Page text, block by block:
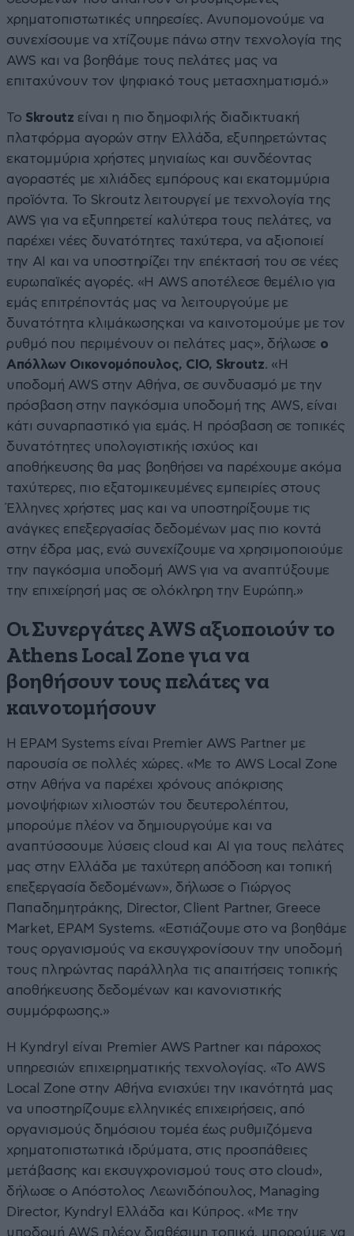
χρηματοπιστωτικές υπηρεσίες. Ανυπομονούμε να
συνεχίσουμε να χτίζουμε πάνω στην τεχνολογία της
AWS και να βοηθάμε τους πελάτες μας να
επιταχύνουν τον ψηφιακό τους μετασχηματισμό.»
Το Skroutz είναι η πιο δημοφιλής διαδικτυακή
πλατφόρμα αγορών στην Ελλάδα, εξυπηρετώντας
εκατομμύρια χρήστες μηνιαίως και συνδέοντας
αγοραστές με χιλιάδες εμπόρους και εκατομμύρια
προϊόντα. Το Skroutz λειτουργεί με τεχνολογία της
AWS για να εξυπηρετεί καλύτερα τους πελάτες, να
παρέχει νέες δυνατότητες ταχύτερα, να αξιοποιεί
την AI και να υποστηρίζει την επέκτασή του σε νέες
ευρωπαϊκές αγορές. «Η AWS αποτέλεσε θεμέλιο για
εμάς επιτρέποντάς μας να λειτουργούμε με
δυνατότητα κλιμάκωσηςκαι να καινοτομούμε με τον
ρυθμό που περιμένουν οι πελάτες μας», δήλωσε ο
Απόλλων Οικονομόπουλος, CIO, Skroutz. «Η
υποδομή AWS στην Αθήνα, σε συνδυασμό με την
πρόσβαση στην παγκόσμια υποδομή της AWS, είναι
κάτι συναρπαστικό για εμάς. Η πρόσβαση σε τοπικές
δυνατότητες υπολογιστικής ισχύος και
αποθήκευσης θα μας βοηθήσει να παρέχουμε ακόμα
ταχύτερες, πιο εξατομικευμένες εμπειρίες στους
Έλληνες χρήστες μας και να υποστηρίξουμε τις
ανάγκες επεξεργασίας δεδομένων μας πιο κοντά
στην έδρα μας, ενώ συνεχίζουμε να χρησιμοποιούμε
την παγκόσμια υποδομή AWS για να αναπτύξουμε
την επιχείρησή μας σε ολόκληρη την Ευρώπη.»
Οι Συνεργάτες AWS αξιοποιούν το
Athens Local Zone για να
βοηθήσουν τους πελάτες να
καινοτομήσουν
Η EPAM Systems είναι Premier AWS Partner με
παρουσία σε πολλές χώρες. «Με το AWS Local Zone
στην Αθήνα να παρέχει χρόνους απόκρισης
μονοψήφιων χιλιοστών του δευτερολέπτου,
μπορούμε πλέον να δημιουργούμε και να
αναπτύσσουμε λύσεις cloud και AI για τους πελάτες
μας στην Ελλάδα με ταχύτερη απόδοση και τοπική
επεξεργασία δεδομένων», δήλωσε ο Γιώργος
Παπαδημητράκης, Director, Client Partner, Greece
Market, EPAM Systems. «Εστιάζουμε στο να βοηθάμε
τους οργανισμούς να εκσυγχρονίσουν την υποδομή
τους πληρώντας παράλληλα τις απαιτήσεις τοπικής
αποθήκευσης δεδομένων και κανονιστικής
συμμόρφωσης.»
Η Kyndryl είναι Premier AWS Partner και πάροχος
υπηρεσιών επιχειρηματικής τεχνολογίας. «Το AWS
Local Zone στην Αθήνα ενισχύει την ικανότητά μας
να υποστηρίζουμε ελληνικές επιχειρήσεις, από
οργανισμούς δημόσιου τομέα έως ρυθμιζόμενα
χρηματοπιστωτικά ιδρύματα, στις προσπάθειες
μετάβασης και εκσυγχρονισμού τους στο cloud»,
δήλωσε ο Απόστολος Λεωνιδόπουλος, Managing
Director, Kyndryl Ελλάδα και Κύπρος. «Με την
υποδομή AWS πλέον διαθέσιμη τοπικά, μπορούμε να